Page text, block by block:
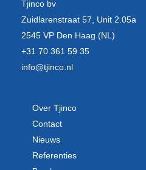
Tjinco bv
Zuidlarenstraat 57, Unit 2.05a
2545 VP Den Haag (NL)
+31 70 361 59 35
info@tjinco.nl
Over Tjinco
Contact
Nieuws
Referenties